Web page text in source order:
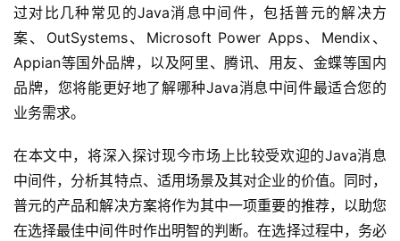
过对比几种常见的Java消息中间件，包括普元的解决方
案、OutSystems、Microsoft Power Apps、Mendix、
Appian等国外品牌，以及阿里、腾讯、用友、金蝶等国内
品牌，您将能更好地了解哪种Java消息中间件最适合您的
业务需求。
在本文中，将深入探讨现今市场上比较受欢迎的Java消息
中间件，分析其特点、适用场景及其对企业的价值。同时，
普元的产品和解决方案将作为其中一项重要的推荐，以助您
在选择最佳中间件时作出明智的判断。在选择过程中，务必